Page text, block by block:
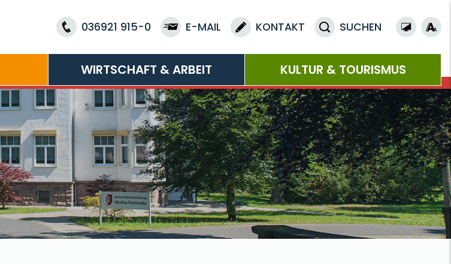
036921 915-0 E-MAIL KONTAKT SUCHEN
WIRTSCHAFT & ARBEIT KULTUR & TOURISMUS